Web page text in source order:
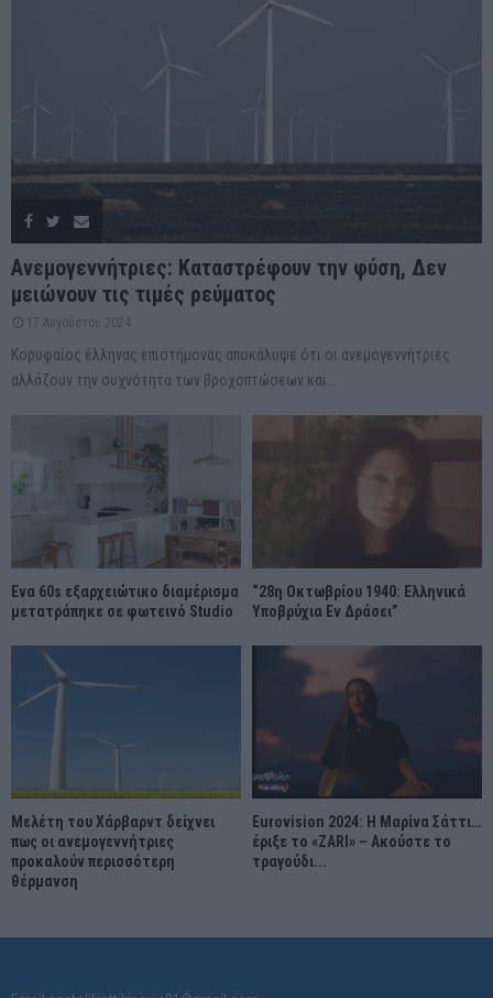
Ανεμογεννήτριες: Καταστρέφουν την φύση, Δεν
μειώνουν τις τιμές ρεύματος
17 Αυγούστου 2024
Κορυφαίος έλληνας επιστήμονας αποκάλυψε ότι οι ανεμογεννήτριες
αλλάζουν την συχνότητα των βροχοπτώσεων και...
Ένα 60s εξαρχειώτικο διαμέρισμα
μετατράπηκε σε φωτεινό Studio
“28η Οκτωβρίου 1940: Ελληνικά
Υποβρύχια Εν Δράσει”
Μελέτη του Χάρβαρντ δείχνει
πως οι ανεμογεννήτριες
προκαλούν περισσότερη
θέρμανση
Eurovision 2024: Η Μαρίνα Σάττι…
έριξε το «ZARI» – Ακούστε το
τραγούδι...